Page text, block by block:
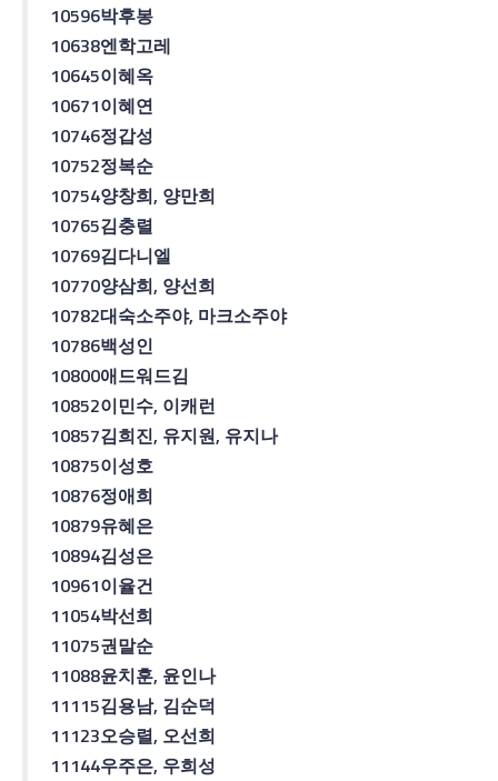
10596박후봉
10638엔학고레
10645이혜옥
10671이혜연
10746정갑성
10752정복순
10754양창희, 양만희
10765김충렬
10769김다니엘
10770양삼희, 양선희
10782대숙소주야, 마크소주야
10786백성인
10800애드워드김
10852이민수, 이캐런
10857김희진, 유지원, 유지나
10875이성호
10876정애희
10879유혜은
10894김성은
10961이율건
11054박선희
11075권말순
11088윤치훈, 윤인나
11115김용남, 김순덕
11123오승렬, 오선희
11144우주은, 우희성